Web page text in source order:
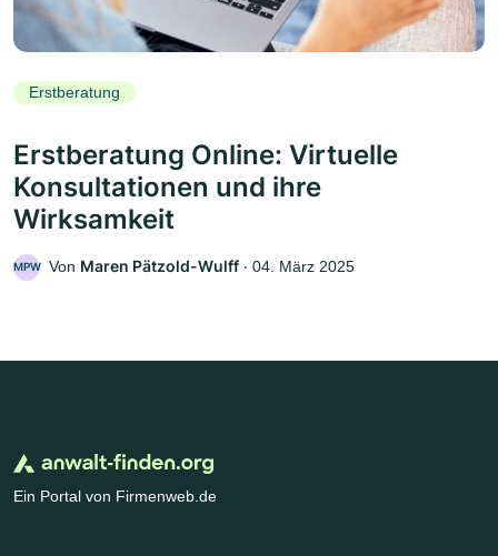
Erstberatung
Erstberatung Online: Virtuelle
Konsultationen und ihre
Wirksamkeit
MPW Von Maren Pätzold-Wulff ‧ 04. März 2025
Ein Portal von Firmenweb.de